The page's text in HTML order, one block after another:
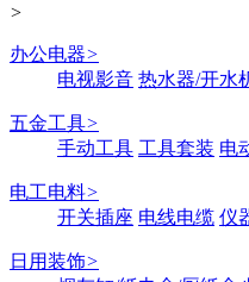
>
办公电器>
电视影音 热水器/开水
五金工具>
手动工具 工具套装 电
电工电料>
开关插座 电线电缆 仪
日用装饰>